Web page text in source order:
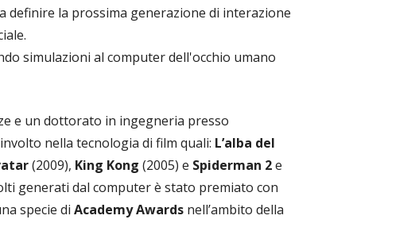
definire la prossima generazione di interazione
simulazioni al computer dell'occhio umano
e un dottorato in ingegneria presso
nella tecnologia di film quali: L’alba del
(2009), King Kong (2005) e Spiderman 2e
generati dal computer è stato premiato con
specie di Academy Awards nell’ambito della